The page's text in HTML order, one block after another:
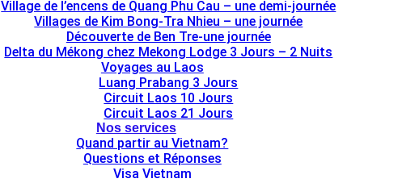
Village de l’encens de Quang Phu Cau – une demi-journée
Villages de Kim Bong-Tra Nhieu – une journée
Découverte de Ben Tre-une journée
Delta du Mékong chez Mekong Lodge 3 Jours – 2 Nuits
Voyages au Laos
Luang Prabang 3 Jours
Circuit Laos 10 Jours
Circuit Laos 21 Jours
Nos services
Quand partir au Vietnam?
Questions et Réponses
Visa Vietnam